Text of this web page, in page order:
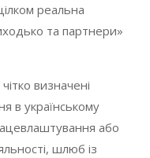
реальна
та партнери»
визначені
в українському
або
шлюб із